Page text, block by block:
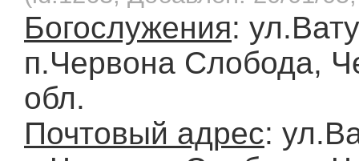
Богослужения:
п.Червона Слобода,
обл.
Почтовый адрес: